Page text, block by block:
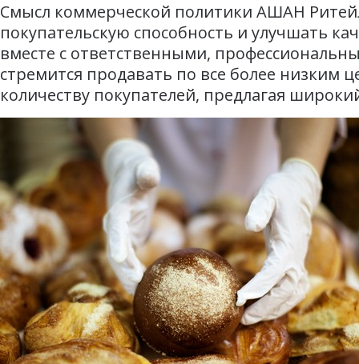
Смысл коммерческой политики АШАН
покупательскую способность и улучшать
вместе с ответственными,
стремится продавать по все более низким
количеству покупателей, предлагая